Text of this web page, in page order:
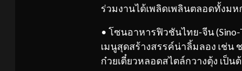
ร่วมงานได้เพลิดเพลินตลอดทั้งมห
• โซนอาหารฟิวชันไทย-จีน
เมนูสุดสร้างสรรค์น่าลิ้มลอง เช่
ก๋วยเตี๋ยวหลอดสไตล์กวางตุ้ง เป็น